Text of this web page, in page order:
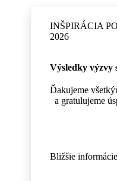
INŠPIRÁCIA
2026
Výsledky výzvy
Ďakujeme
a gratulujeme
Bližšie informácie